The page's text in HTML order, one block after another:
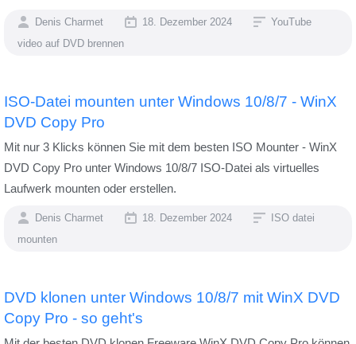
Denis Charmet 18. Dezember 2024
YouTube
video auf DVD brennen
ISO-Datei mounten unter Windows 10/8/7 - WinX
DVD Copy Pro
Mit nur 3 Klicks können Sie mit dem besten ISO Mounter - WinX
DVD Copy Pro unter Windows 10/8/7 ISO-Datei als virtuelles
Laufwerk mounten oder erstellen.
Denis Charmet 18. Dezember 2024
ISO datei
mounten
DVD klonen unter Windows 10/8/7 mit WinX DVD
Copy Pro - so geht's